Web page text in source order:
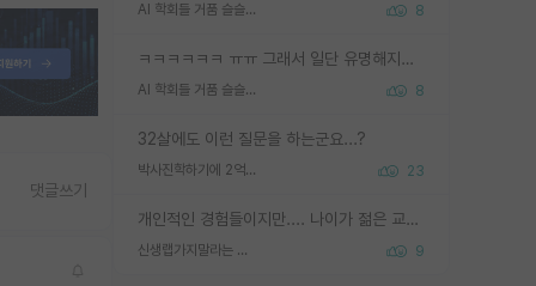
AI 학회들 거품 슬슬 지적이 나오네요 8
ㅋㅋㅋㅋㅋㅋ ㅠㅠ 그래서 일단 유명해지는게 중요한거같습니다
AI 학회들 거품 슬슬 지적이 나오네요 8
32살에도 이런 질문을 하는군요...?
박사진학하기에 2억은 괜찮은 (?) 정도의 경제력인가요 23
개인적인 경험들이지만.... 나이가 젊은 교수일수록 꼰대라는 가면을 쓴 채로 무례함을 행동하는 경우가 거의 90% 정도였음. 나이가 어린데 다른 또래들과 달리 명예, 권력, 재력까지 얻었으니 세상 다 가진 기분이겠지. 오히러 나이 든 교수들이 행동과 말을 더 조심하시더라.
신생랩가지말라는 이유가 있었구나 9
댓글쓰기